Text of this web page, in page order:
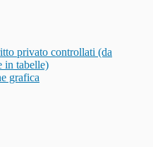
privato controllati (da
in tabelle)
grafica